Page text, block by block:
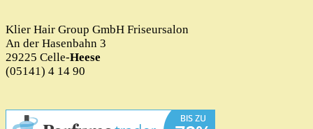
Klier Hair Group GmbH Friseursalon
An der Hasenbahn 3
29225 Celle-Heese
(05141) 4 14 90